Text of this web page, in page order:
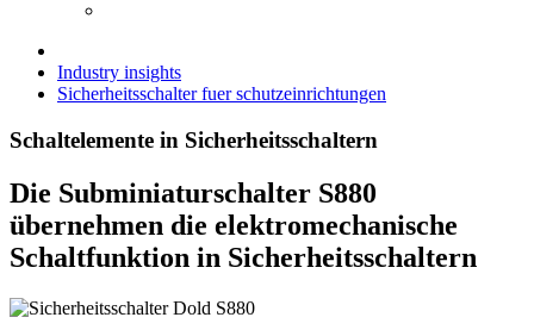
Industry insights
Sicherheitsschalter fuer schutzeinrichtungen
Schaltelemente in Sicherheitsschaltern
Die Subminiaturschalter S880
übernehmen die elektromechanische
Schaltfunktion in Sicherheitsschaltern